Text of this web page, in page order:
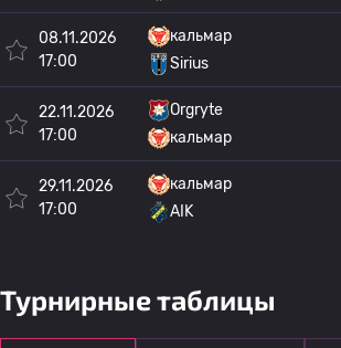
08.11.2026
17:00
кальмар
Sirius
22.11.2026
17:00
Orgryte
кальмар
29.11.2026
17:00
кальмар
AIK
Турнирные таблицы